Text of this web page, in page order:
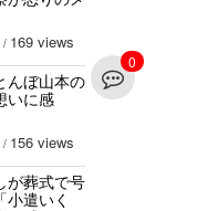
0
/ 169 views
んぼ山本の
いに感
/ 156 views
が葬式で号
遣いく